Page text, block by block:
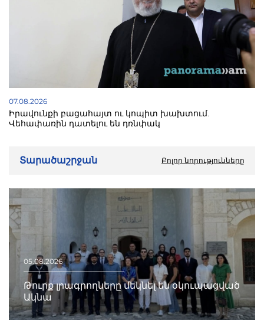
07.08.2026
Իրավունքի բացահայտ ու կոպիտ խախտում.
Վեհափառին դատելու են դռնփակ
Տարածաշրջան Բոլոր նորությունները
05.08.2026
Թուրք լրագրողները մեկնել են օկուպացված
Ակնա